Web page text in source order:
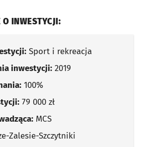
O INWESTYCJI:
Sport i rekreacja
inwestycji: 2019
100%
79 000 zł
MCS
Zalesie-Szczytniki